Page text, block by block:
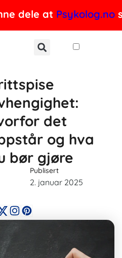
dele at Psykolog.no
det
og hva
bør gjøre
Publisert
2. januar 2025